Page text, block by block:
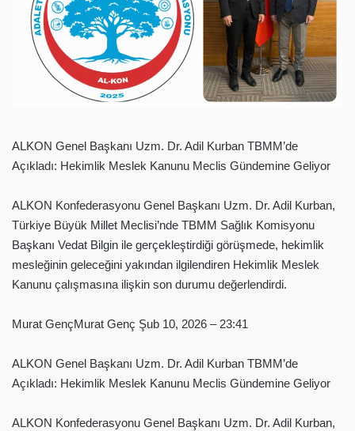
ALKON Genel Başkanı Uzm. Dr. Adil Kurban TBMM’de
Açıkladı: Hekimlik Meslek Kanunu Meclis Gündemine Geliyor
ALKON Konfederasyonu Genel Başkanı Uzm. Dr. Adil Kurban,
Türkiye Büyük Millet Meclisi’nde TBMM Sağlık Komisyonu
Başkanı Vedat Bilgin ile gerçekleştirdiği görüşmede, hekimlik
mesleğinin geleceğini yakından ilgilendiren Hekimlik Meslek
Kanunu çalışmasına ilişkin son durumu değerlendirdi.
Murat GençMurat Genç Şub 10, 2026 – 23:41
ALKON Genel Başkanı Uzm. Dr. Adil Kurban TBMM’de
Açıkladı: Hekimlik Meslek Kanunu Meclis Gündemine Geliyor
ALKON Konfederasyonu Genel Başkanı Uzm. Dr. Adil Kurban,